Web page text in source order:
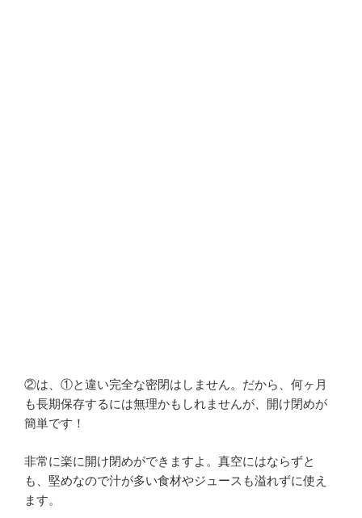
②は、①と違い完全な密閉はしません。だから、何ヶ月
も長期保存するには無理かもしれませんが、開け閉めが
簡単です！
非常に楽に開け閉めができますよ。真空にはならずと
も、堅めなので汁が多い食材やジュースも溢れずに使え
ます。